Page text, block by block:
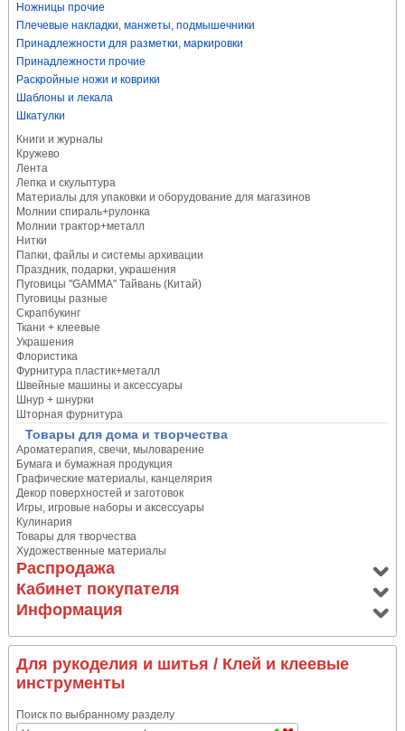
Ножницы прочие
Плечевые накладки, манжеты, подмышечники
Принадлежности для разметки, маркировки
Принадлежности прочие
Раскройные ножи и коврики
Шаблоны и лекала
Шкатулки
Книги и журналы
Кружево
Лента
Лепка и скульптура
Материалы для упаковки и оборудование для магазинов
Молнии спираль+рулонка
Молнии трактор+металл
Нитки
Папки, файлы и системы архивации
Праздник, подарки, украшения
Пуговицы "GAMMA" Тайвань (Китай)
Пуговицы разные
Скрапбукинг
Ткани + клеевые
Украшения
Флористика
Фурнитура пластик+металл
Швейные машины и аксессуары
Шнур + шнурки
Шторная фурнитура
Товары для дома и творчества
Ароматерапия, свечи, мыловарение
Бумага и бумажная продукция
Графические материалы, канцелярия
Декор поверхностей и заготовок
Игры, игровые наборы и аксессуары
Кулинария
Товары для творчества
Художественные материалы
Распродажа
Кабинет покупателя
Информация
Для рукоделия и шитья / Клей и клеевые
инструменты
Поиск по выбранному разделу